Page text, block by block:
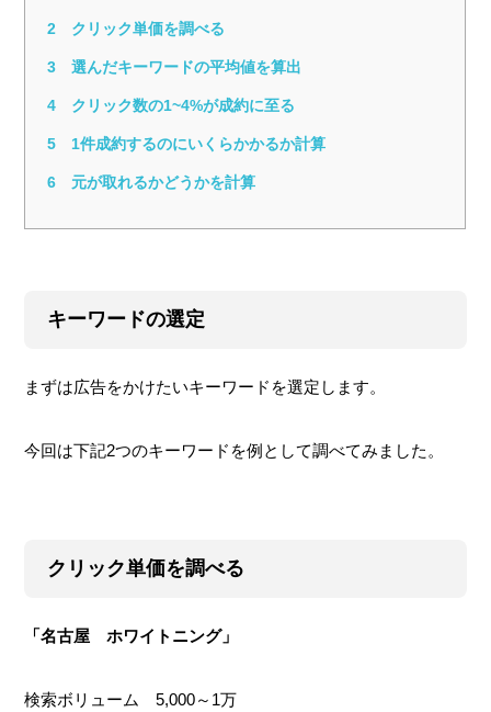
2 クリック単価を調べる
3 選んだキーワードの平均値を算出
4 クリック数の1~4%が成約に至る
5 1件成約するのにいくらかかるか計算
6 元が取れるかどうかを計算
キーワードの選定
まずは広告をかけたいキーワードを選定します。
今回は下記2つのキーワードを例として調べてみました。
クリック単価を調べる
「名古屋 ホワイトニング」
検索ボリューム 5,000～1万